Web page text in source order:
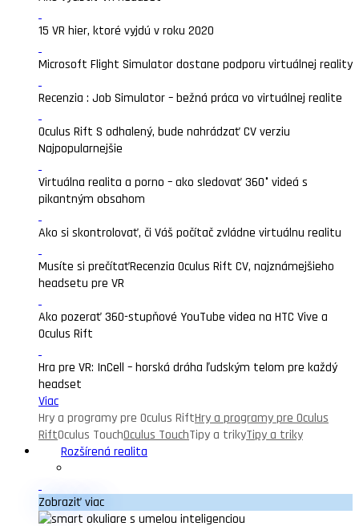
15 VR hier, ktoré vyjdú v roku 2020
Microsoft Flight Simulator dostane podporu virtuálnej reality
Recenzia : Job Simulator – bežná práca vo virtuálnej realite
Oculus Rift S odhalený, bude nahrádzať CV verziu
Najpopularnejšie
Virtuálna realita a porno – ako sledovať 360° videá s
pikantným obsahom
Ako si skontrolovať, či Váš počítač zvládne virtuálnu realitu
Musíte si prečítaťRecenzia Oculus Rift CV, najznámejšieho
headsetu pre VR
Ako pozerať 360-stupňové YouTube videa na HTC Vive a
Oculus Rift
Hra pre VR: InCell – horská dráha ľudským telom pre každý
headset
Viac
Hry a programy pre Oculus RiftHry a programy pre Oculus
RiftOculus TouchOculus TouchTipy a trikyTipy a triky
Rozšírená realita
Zobraziť viac